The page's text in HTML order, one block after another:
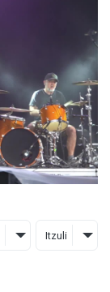
Itzuli